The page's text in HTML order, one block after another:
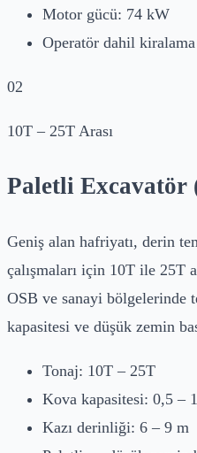
Motor gücü: 74 kW
Operatör dahil kiralama
02
10T – 25T Arası
Paletli Excavatör
Geniş alan hafriyatı, derin
çalışmaları için 10T ile 25T
OSB ve sanayi bölgelerinde
kapasitesi ve düşük zemin
Tonaj: 10T – 25T
Kova kapasitesi: 0,5 –
Kazı derinliği: 6 – 9 m